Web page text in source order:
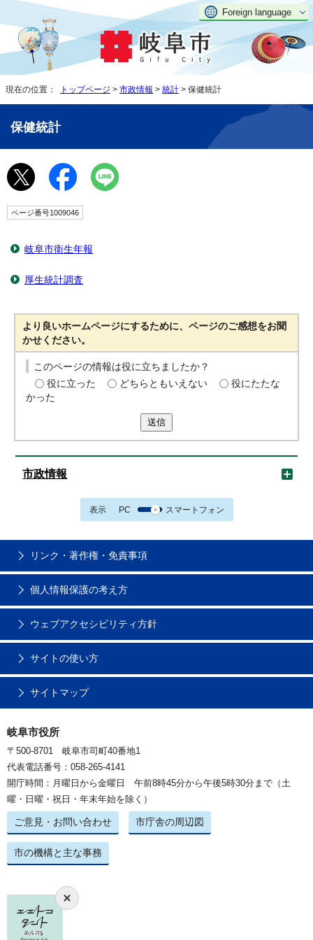
Foreign language
現在の位置： トップページ > 市政情報 > 統計 > 保健統計
保健統計
ページ番号1009046
岐阜市衛生年報
厚生統計調査
より良いホームページにするために、ページのご感想をお聞
かせください。
このページの情報は役に立ちましたか？
役に立った
どちらともいえない
役にたたな
かった
送信
市政情報
表示 PC スマートフォン
リンク・著作権・免責事項
個人情報保護の考え方
ウェブアクセシビリティ方針
サイトの使い方
サイトマップ
岐阜市役所
〒500-8701 岐阜市司町40番地1
代表電話番号：058-265-4141
開庁時間：月曜日から金曜日 午前8時45分から午後5時30分まで（土
曜・日曜・祝日・年末年始を除く）
ご意見・お問い合わせ 市庁舎の周辺図
市の機構と主な事務